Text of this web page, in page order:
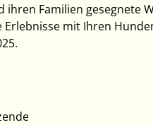
ihren Familien gesegnete
Erlebnisse mit Ihren